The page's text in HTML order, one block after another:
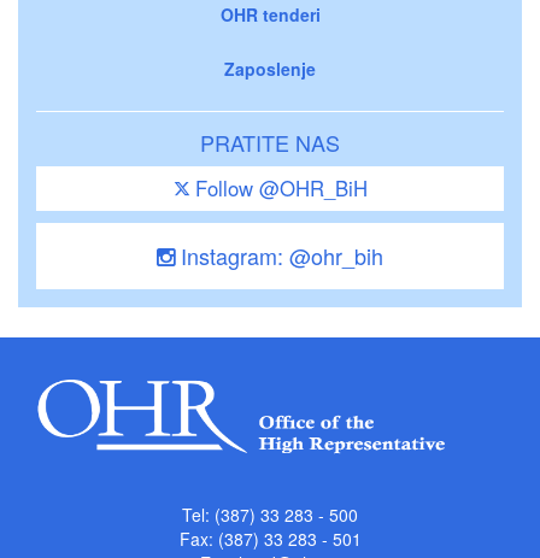
OHR tenderi
Zaposlenje
PRATITE NAS
Follow @OHR_BiH
Instagram: @ohr_bih
Tel: (387) 33 283 - 500
Fax: (387) 33 283 - 501